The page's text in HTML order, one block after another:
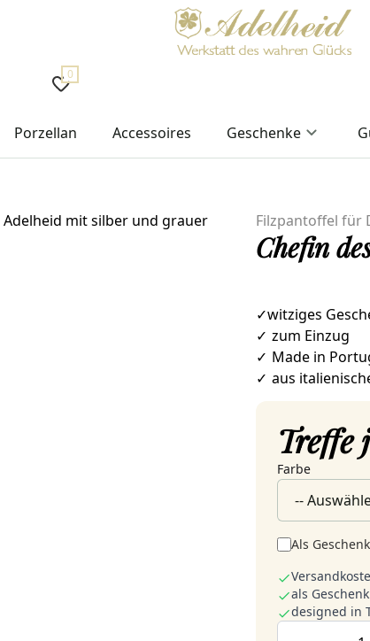
0
Porzellan Accessoires Geschenke
Filzpantoffel für
Chefin
✓witziges
✓ zum Einzug
✓ Made in
✓ aus
Treffe
Farbe
Als
als
designed in